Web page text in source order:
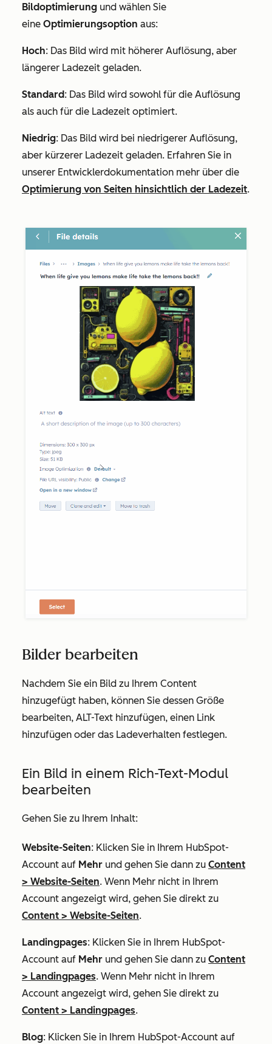
Bildoptimierung und wählen Sie
eine Optimierungsoption aus:
Hoch: Das Bild wird mit höherer Auflösung, aber
längerer Ladezeit geladen.
Standard: Das Bild wird sowohl für die Auflösung
als auch für die Ladezeit optimiert.
Niedrig: Das Bild wird bei niedrigerer Auflösung,
aber kürzerer Ladezeit geladen. Erfahren Sie in
unserer Entwicklerdokumentation mehr über die
Optimierung von Seiten hinsichtlich der Ladezeit.
Bilder bearbeiten
Nachdem Sie ein Bild zu Ihrem Content
hinzugefügt haben, können Sie dessen Größe
bearbeiten, ALT-Text hinzufügen, einen Link
hinzufügen oder das Ladeverhalten festlegen.
Ein Bild in einem Rich-Text-Modul
bearbeiten
Gehen Sie zu Ihrem Inhalt:
Website-Seiten: Klicken Sie in Ihrem HubSpot-
Account auf Mehr und gehen Sie dann zu Content
> Website-Seiten. Wenn Mehr nicht in Ihrem
Account angezeigt wird, gehen Sie direkt zu
Content > Website-Seiten.
Landingpages: Klicken Sie in Ihrem HubSpot-
Account auf Mehr und gehen Sie dann zu Content
> Landingpages. Wenn Mehr nicht in Ihrem
Account angezeigt wird, gehen Sie direkt zu
Content > Landingpages.
Blog: Klicken Sie in Ihrem HubSpot-Account auf